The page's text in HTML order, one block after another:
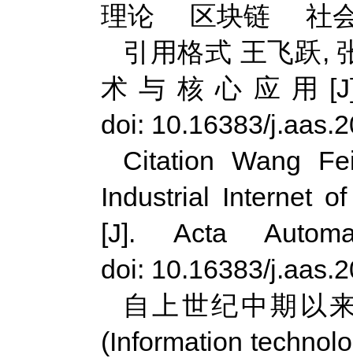
理论 区块链 社
引用格式 王飞跃,
术与核心应用
doi: 10.16383/
Citation Wang
Industrial Internet
[J]. Acta
doi: 10.16383/
自上世纪中期以
(Information